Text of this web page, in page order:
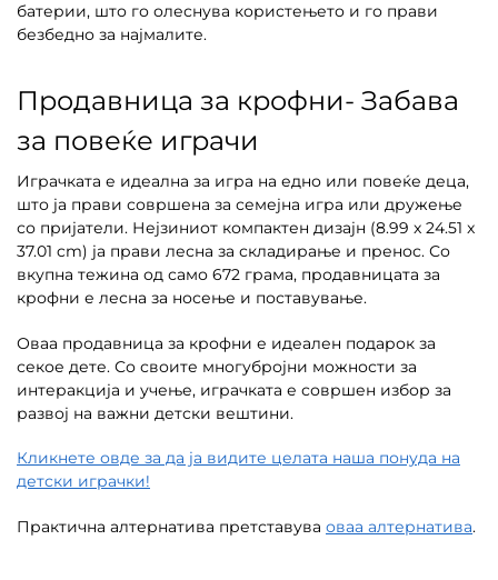
батерии, што го олеснува користењето и го прави
безбедно за најмалите.
Продавница за крофни- Забава
за повеќе играчи
Играчката е идеална за игра на едно или повеќе деца,
што ја прави совршена за семејна игра или дружење
со пријатели. Нејзиниот компактен дизајн (8.99 x 24.51 x
37.01 cm) ја прави лесна за складирање и пренос. Со
вкупна тежина од само 672 грама, продавницата за
крофни е лесна за носење и поставување.
Оваа продавница за крофни е идеален подарок за
секое дете. Со своите многубројни можности за
интеракција и учење, играчката е совршен избор за
развој на важни детски вештини.
Кликнете овде за да ја видите целата наша понуда на
детски играчки!
Практична алтернатива претставува оваа алтернатива.